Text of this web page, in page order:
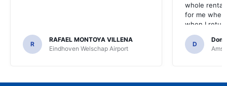
R
RAFAEL MONTOYA VILLENA
Eindhoven Welschap Airport
whole
for me
when I
the desk
will be
check the
D